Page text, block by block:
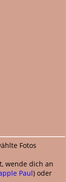
Fotos
wende dich an
Paul) oder